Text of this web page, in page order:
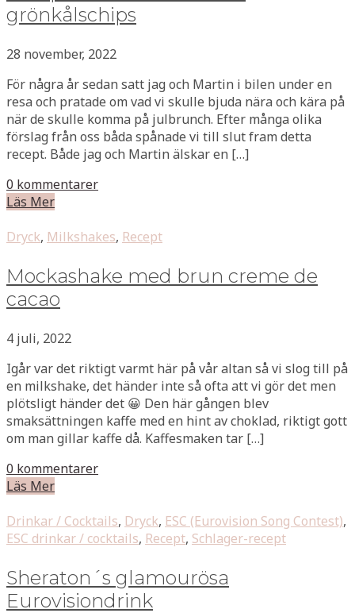
grönkålschips
28 november, 2022
För några år sedan satt jag och Martin i bilen under en
resa och pratade om vad vi skulle bjuda nära och kära på
när de skulle komma på julbrunch. Efter många olika
förslag från oss båda spånade vi till slut fram detta
recept. Både jag och Martin älskar en […]
0 kommentarer
Läs Mer
Dryck, Milkshakes, Recept
Mockashake med brun creme de
cacao
4 juli, 2022
Igår var det riktigt varmt här på vår altan så vi slog till på
en milkshake, det händer inte så ofta att vi gör det men
plötsligt händer det 😀 Den här gången blev
smaksättningen kaffe med en hint av choklad, riktigt gott
om man gillar kaffe då. Kaffesmaken tar […]
0 kommentarer
Läs Mer
Drinkar / Cocktails, Dryck, ESC (Eurovision Song Contest),
ESC drinkar / cocktails, Recept, Schlager-recept
Sheraton´s glamourösa
Eurovisiondrink